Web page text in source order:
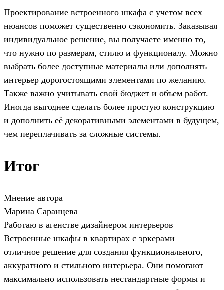
Проектирование встроенного шкафа с учетом всех
нюансов поможет существенно сэкономить. Заказывая
индивидуальное решение, вы получаете именно то,
что нужно по размерам, стилю и функционалу. Можно
выбрать более доступные материалы или дополнять
интерьер дорогостоящими элементами по желанию.
Также важно учитывать свой бюджет и объем работ.
Иногда выгоднее сделать более простую конструкцию
и дополнить её декоративными элементами в будущем,
чем переплачивать за сложные системы.
Итог
Мнение автора
Марина Саранцева
Работаю в агенстве дизайнером интерьеров
Встроенные шкафы в квартирах с эркерами —
отличное решение для создания функционального,
аккуратного и стильного интерьера. Они помогают
максимально использовать нестандартные формы и